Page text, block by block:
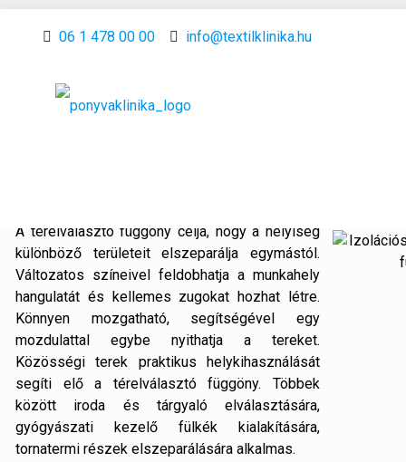
06 1 478 00 00 info@textilklinika.hu
elkülönítő függöny
A térelválasztó függöny célja, hogy a helyiség
különböző területeit elszeparálja egymástól.
Változatos színeivel feldobhatja a munkahely
hangulatát és kellemes zugokat hozhat létre.
Könnyen mozgatható, segítségével egy
mozdulattal egybe nyithatja a tereket.
Közösségi terek praktikus helykihasználását
segíti elő a térelválasztó függöny. Többek
között iroda és tárgyaló elválasztására,
gyógyászati kezelő fülkék kialakítására,
tornatermi részek elszeparálására alkalmas.